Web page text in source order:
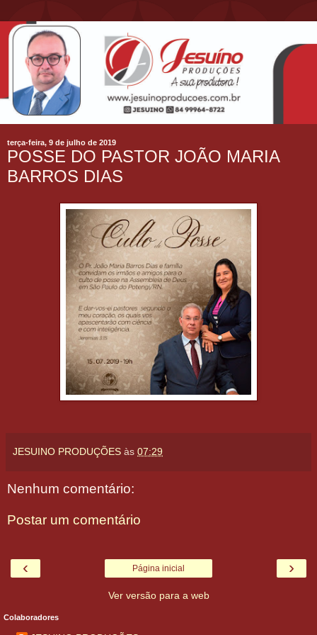
terça-feira, 9 de julho de 2019
POSSE DO PASTOR JOÃO MARIA
BARROS DIAS
JESUINO PRODUÇÕES às 07:29
Nenhum comentário:
Postar um comentário
‹ ›
Página inicial
Ver versão para a web
Colaboradores